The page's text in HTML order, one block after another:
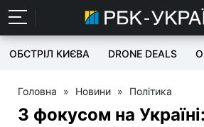
ОБСТРІЛ КИЄВА DRONE DEALS
Головна » Новини » Політика
З фокусом на Україні: